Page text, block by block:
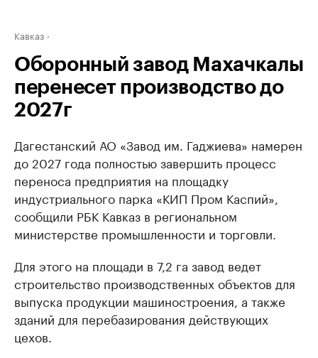
Кавказ
Оборонный завод Махачкалы
перенесет производство до
2027г
Дагестанский АО «Завод им. Гаджиева» намерен
до 2027 года полностью завершить процесс
переноса предприятия на площадку
индустриального парка «КИП Пром Каспий»,
сообщили РБК Кавказ в региональном
министерстве промышленности и торговли.
Для этого на площади в 7,2 га завод ведет
строительство производственных объектов для
выпуска продукции машиностроения, а также
зданий для перебазирования действующих
цехов.